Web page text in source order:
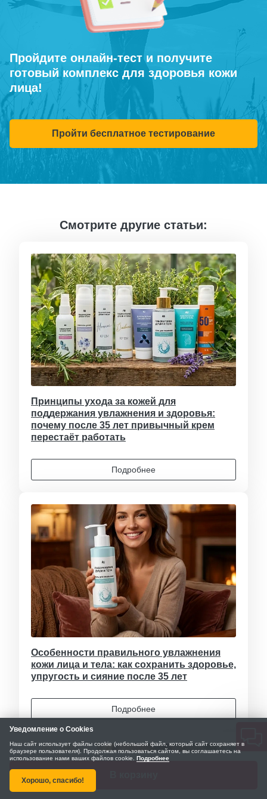
Пройдите онлайн-тест и получите
готовый комплекс для здоровья кожи
лица!
Пройти бесплатное тестирование
Смотрите другие статьи:
Принципы ухода за кожей для
поддержания увлажнения и здоровья:
почему после 35 лет привычный крем
перестаёт работать
Подробнее
Особенности правильного увлажнения
кожи лица и тела: как сохранить здоровье,
упругость и сияние после 35 лет
Подробнее
Уведомление о Cookies
Наш сайт использует файлы cookie (небольшой файл, который сайт сохраняет в
браузере пользователя). Продолжая пользоваться сайтом, вы соглашаетесь на
использование нами ваших файлов cookie. Подробнее
Хорошо, спасибо!